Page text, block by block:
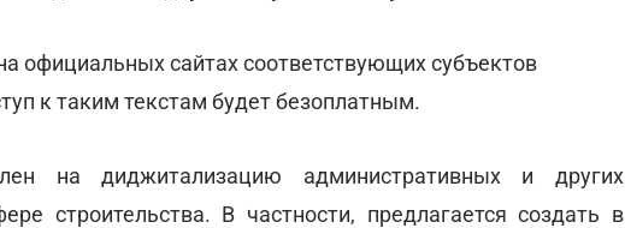
официальных сайтах соответствующих субъектов
к таким текстам будет безоплатным.
на диджитализацию административных и других
строительства. В частности, предлагается создать в